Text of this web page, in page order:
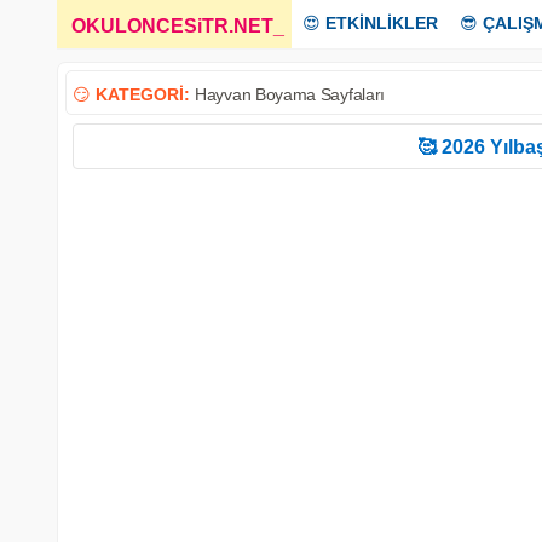
OKULONCESiTR.NET 😍 ETKİNLİKLER 😎
😏 KATEGORİ: Hayvan Boyama Sayfaları
🥰 2026